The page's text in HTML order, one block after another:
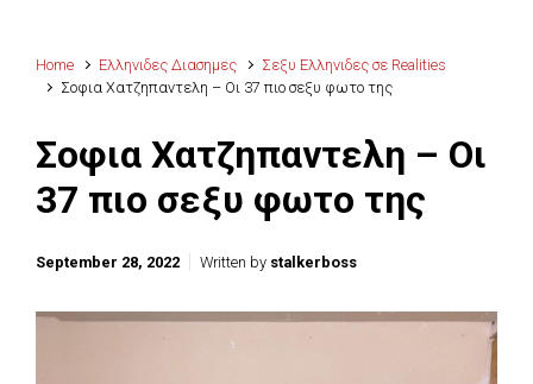
Home Ελληνιδες Διασημες
Σεξυ Ελληνιδες σε Realities
Σοφια Χατζηπαντελη – Οι 37 πιο σεξυ φωτο της
Σοφια Χατζηπαντελη – Οι
37 πιο σεξυ φωτο της
September 28, 2022 Written by stalkerboss